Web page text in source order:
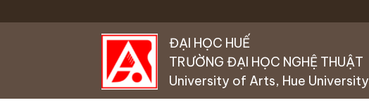
ĐẠI HỌC HUẾ
TRƯỜNG ĐẠI HỌC NGHỆ THUẬT
University of Arts, Hue University